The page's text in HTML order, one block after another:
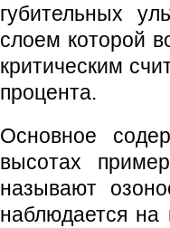
губительных
слоем которой
критическим
процента.
Основное
высотах
называют
наблюдается